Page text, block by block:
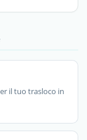
il tuo trasloco in